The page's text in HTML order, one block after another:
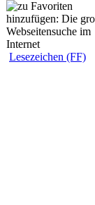
Lesezeichen (FF)